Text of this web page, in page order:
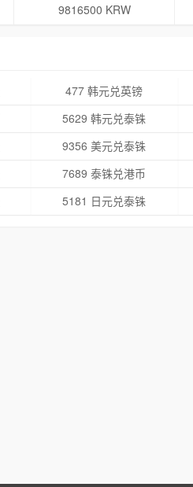
9816500 KRW
477 韩元兑英镑
5629 韩元兑泰铢
9356 美元兑泰铢
7689 泰铢兑港币
5181 日元兑泰铢